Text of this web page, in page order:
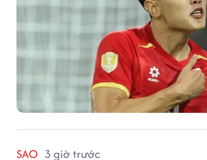
SAO 3 giờ trước